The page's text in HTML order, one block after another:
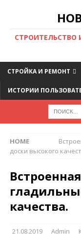
СТРОЙКА И РЕМОНТ
ИСТОРИИ
HOME
доски высокого
качества.
21.08.2019 Admin